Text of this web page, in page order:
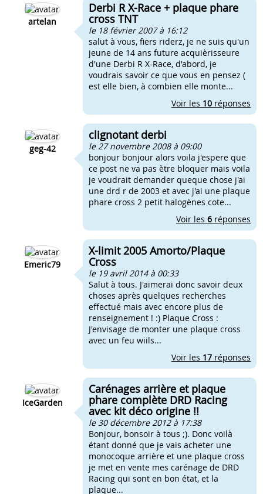
artelan
Derbi R X-Race + plaque phare
cross TNT
le 18 février 2007 à 16:12
salut à vous, fiers riderz, je ne suis qu'un
jeune de 14 ans future acquièrisseure
d'une Derbi R X-Race, d'abord, je
voudrais savoir ce que vous en pensez (
est elle bien, à combien elle monte...
Voir les 10 réponses
geg-42
clignotant derbi
le 27 novembre 2008 à 09:00
bonjour bonjour alors voila j'espere que
ce post ne va pas ètre bloquer mais voila
je voudrait demander queque chose j'ai
une drd r de 2003 et avec j'ai une plaque
phare cross 2 petit halogènes cote...
Voir les 6 réponses
Emeric79
X-limit 2005 Amorto/Plaque
Cross
le 19 avril 2014 à 00:33
Salut à tous. J'aimerai donc savoir deux
choses après quelques recherches
effectué mais avec encore plus de
renseignement ! :) Plaque Cross :
J'envisage de monter une plaque cross
avec un feu wiils...
Voir les 17 réponses
IceGarden
Carénages arrière et plaque
phare complète DRD Racing
avec kit déco origine !!
le 30 décembre 2012 à 17:38
Bonjour, bonsoir à tous ;). Donc voilà
étant donné que je vais acheter une
monocoque arrière et une plaque cross
je met en vente mes carénage de DRD
Racing qui sont en bon état, et la
plaque...